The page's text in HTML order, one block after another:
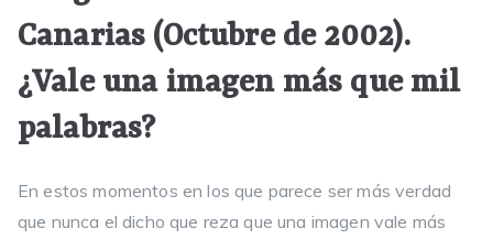
Canarias (Octubre de 2002).
¿Vale una imagen más que mil
palabras?
En estos momentos en los que parece ser más verdad
que nunca el dicho que reza que una imagen vale más